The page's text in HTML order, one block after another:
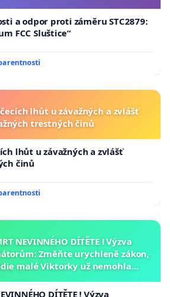
a odpor proti záměru STC2879:
FCC Sluštice“
lhůt u závažných a zvlášť
trestných činů
lhůt u závažných a zvlášť
činů
NEVINNÉHO DÍTĚTE ! Výzva
Změňte urychleně zákon,
malé Viktorky už nemohla
DÍTĚTE ! Výzva